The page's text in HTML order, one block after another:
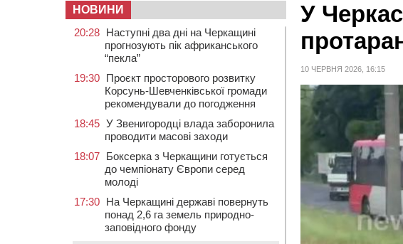
У
10 ЧЕРВНЯ 2026, 16:15
НОВИНИ
20:28 Наступні два дні на Черкащині
прогнозують пік африканського
“пекла”
19:30 Проєкт просторового розвитку
Корсунь-Шевченківської громади
рекомендували до погодження
18:45 У Звенигородці влада заборонила
проводити масові заходи
18:07 Боксерка з Черкащини готується
до чемпіонату Європи серед
молоді
17:30 На Черкащині державі повернуть
понад 2,6 га земель природно-
заповідного фонду